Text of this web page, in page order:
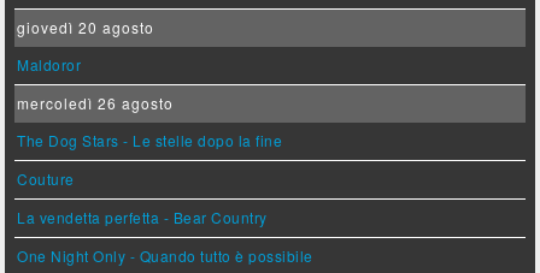
giovedì 20 agosto
Maldoror
mercoledì 26 agosto
The Dog Stars - Le stelle dopo la fine
Couture
La vendetta perfetta - Bear Country
One Night Only - Quando tutto è possibile